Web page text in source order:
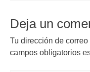
Deja un
Tu dirección de
campos obligatorios